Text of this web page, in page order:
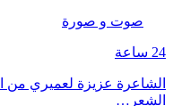
صوت و صورة
24 ساعة
الشاعرة عزيزة لعميري
الشعر…